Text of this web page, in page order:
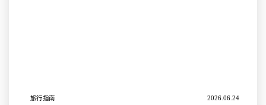
旅行指南 2026.06.24